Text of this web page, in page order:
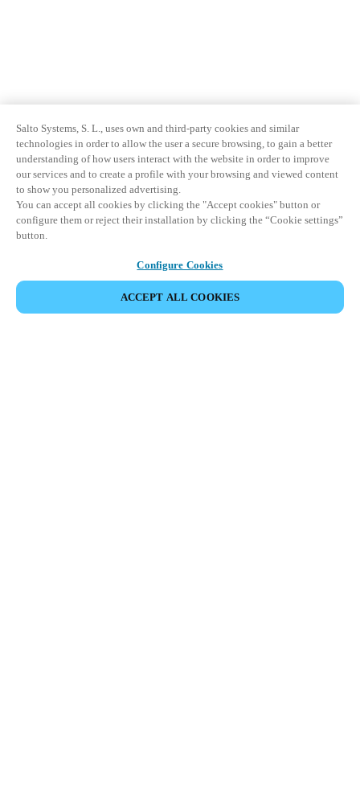
Salto Systems, S. L., uses own and third-party cookies and similar
technologies in order to allow the user a secure browsing, to gain a better
understanding of how users interact with the website in order to improve
our services and to create a profile with your browsing and viewed content
to show you personalized advertising.
You can accept all cookies by clicking the "Accept cookies" button or
configure them or reject their installation by clicking the “Cookie settings”
button.
Configure Cookies
ACCEPT ALL COOKIES